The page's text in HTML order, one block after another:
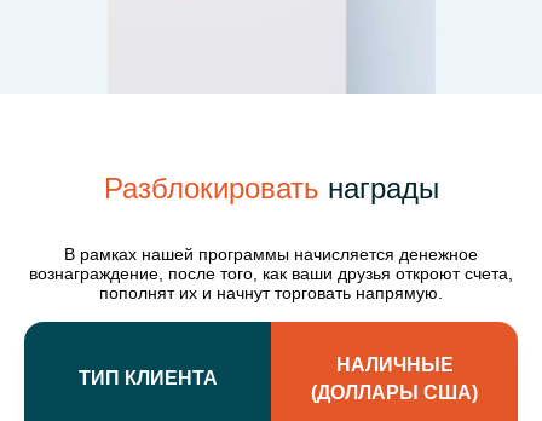
Разблокировать награды
В рамках нашей программы начисляется денежное
вознаграждение, после того, как ваши друзья откроют счета,
пополнят их и начнут торговать напрямую.
ТИП КЛИЕНТА
НАЛИЧНЫЕ
(ДОЛЛАРЫ США)